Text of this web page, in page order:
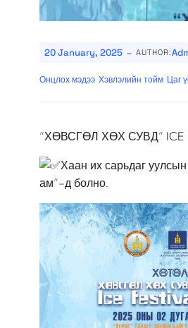
20 January, 2025 - AUTHOR:
Онцлох мэдээ Хэвлэлийн тойм Цаг
“ХӨВСГӨЛ ХӨХ СУВД”
Хаан их сарьдаг
ам”-д болно.